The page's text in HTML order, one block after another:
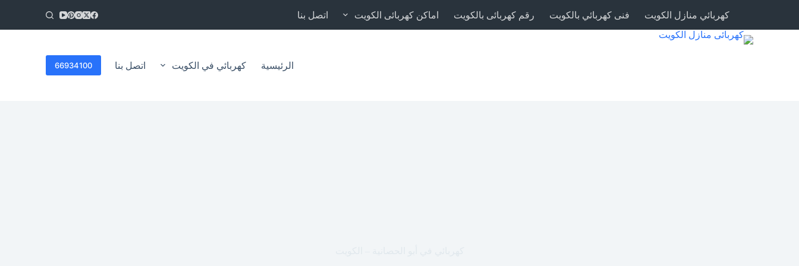
كهربائي منازل الكويت فنى كهربائي بالكويت رقم كهربائى بالكويت اماكن كهربائى الكويت اتصل بنا
الرئيسية كهربائي في الكويت اتصل بنا 66934100